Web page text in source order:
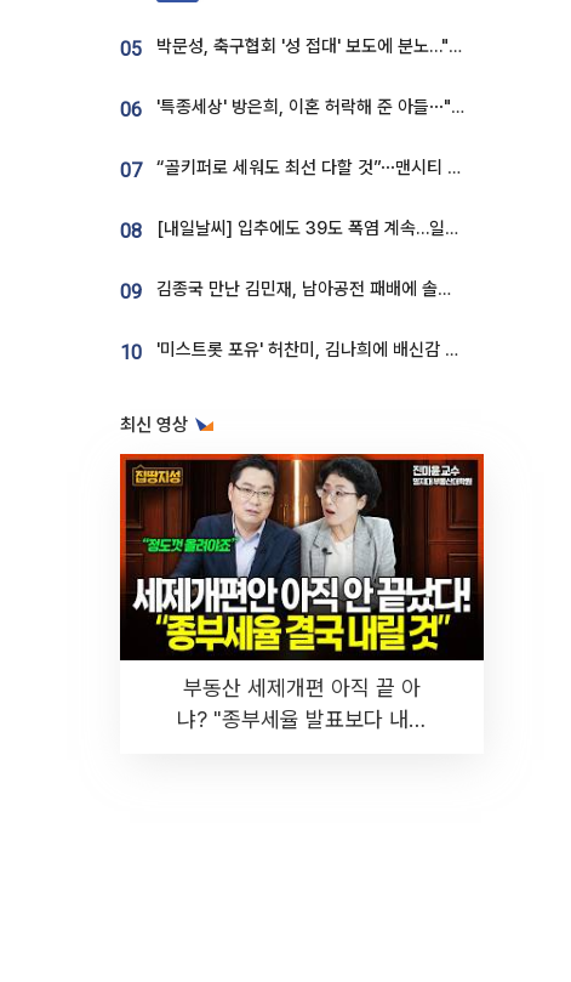
05 박문성, 축구협회 '성 접대' 보도에 분노…"다 말아먹으려고 작정했나"
06 '특종세상' 방은희, 이혼 허락해 준 아들⋯"너무 잘 커줬다" 오열
07 “골키퍼로 세워도 최선 다할 것”⋯맨시티 누네스, 주전 경쟁 각오 [인터뷰]
08 [내일날씨] 입추에도 39도 폭염 계속…일부 지역 소나기
09 김종국 만난 김민재, 남아공전 패배에 솔직한 속내⋯"선수들도 못하긴 했다"
10 '미스트롯 포유' 허찬미, 김나희에 배신감 든 사연⋯"이상준 추천해주더라"
최신 영상
부동산 세제개편 아직 끝 아
냐? "종부세율 발표보다 내릴